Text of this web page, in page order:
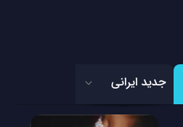
جدید ایرانی